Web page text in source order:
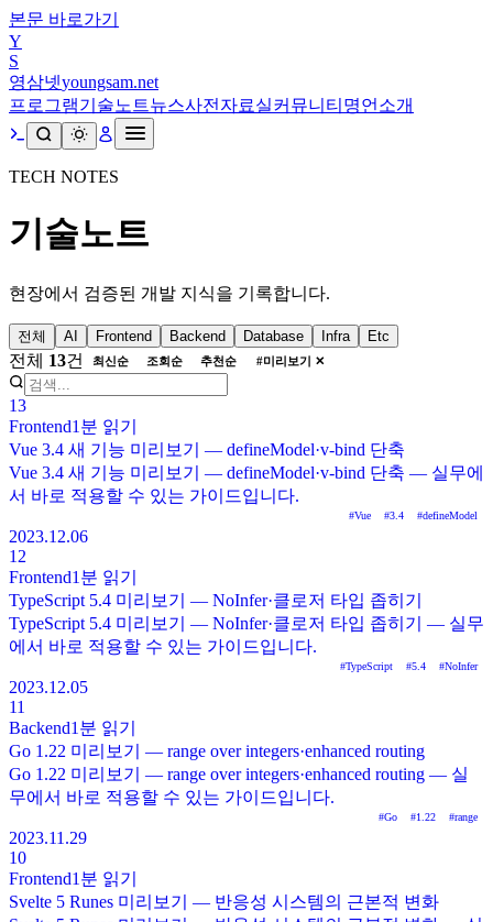
본문 바로가기
Y
S
영삼넷youngsam.net
프로그램기술노트뉴스사전 자료실커뮤니티 명언 소개
TECH NOTES
기술노트
현장에서 검증된 개발 지식을 기록합니다.
전체 AI Frontend Backend Database Infra Etc
전체 13건 최신순 조회순 추천순 #미리보기 ✕
13
Frontend1분 읽기
Vue 3.4 새 기능 미리보기 — defineModel·v-bind 단축
Vue 3.4 새 기능 미리보기 — defineModel·v-bind 단축 — 실무에
서 바로 적용할 수 있는 가이드입니다.
#Vue #3.4 #defineModel
2023.12.06
12
Frontend1분 읽기
TypeScript 5.4 미리보기 — NoInfer·클로저 타입 좁히기
TypeScript 5.4 미리보기 — NoInfer·클로저 타입 좁히기 — 실무
에서 바로 적용할 수 있는 가이드입니다.
#TypeScript #5.4 #NoInfer
2023.12.05
11
Backend1분 읽기
Go 1.22 미리보기 — range over integers·enhanced routing
Go 1.22 미리보기 — range over integers·enhanced routing — 실
무에서 바로 적용할 수 있는 가이드입니다.
#Go #1.22 #range
2023.11.29
10
Frontend1분 읽기
Svelte 5 Runes 미리보기 — 반응성 시스템의 근본적 변화